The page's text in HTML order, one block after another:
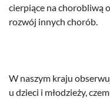
cierpiące na chorobliwą
rozwój innych chorób.
W naszym kraju
u dzieci i młodzieży,